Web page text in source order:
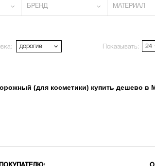
БРЕНД МАТЕРИАЛ
дорогие Показывать: 24
(для косметики) купить дешево в